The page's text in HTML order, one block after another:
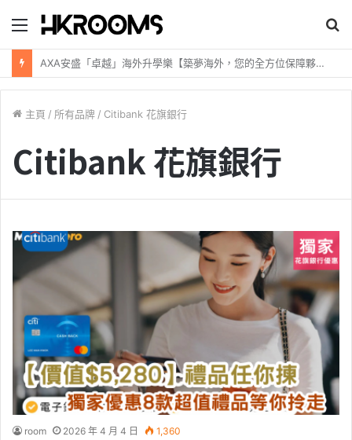
錄
尋
新加坡航空【2026年全球航線大優惠】樟宜機場世界級設施帶您環遊世界！
主頁 / 所有品牌 / Citibank 花旗銀行
Citibank 花旗銀行
room 2026 年 4 月 4 日 1,360